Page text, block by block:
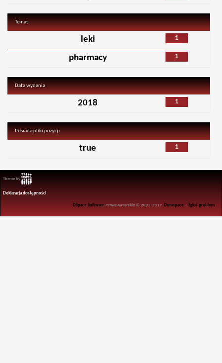
Temat
1
leki
1
pharmacy
Data wydania
1
2018
Posiada pliki pozycji
1
true
Theme by
Deklaracja dostępności
DSpace Software Prawa Autorskie © 2002-2017 Duraspace -Zgłoś problem